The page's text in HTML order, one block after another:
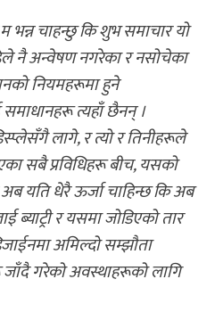
चाहन्छु कि शुभ समाचार यो
नै अन्वेषण नगरेका र नसोचेका
नियमहरूमा हुने
त्यहाँ छैनन् ।
लागे, र त्यो र तिनीहरूले
सबै प्रविधिहरू बीच, यसको
यति धेरै ऊर्जा चाहिन्छ कि अब
ब्याट्री र यसमा जोडिएको तार
अमिल्दो सम्झौता
गरेको अवस्थाहरूको लागि